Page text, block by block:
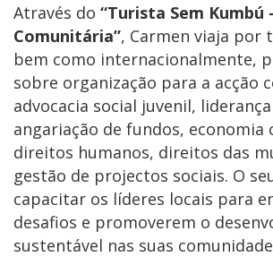
Através do “Turista Sem Kumbú
Comunitária”, Carmen viaja por
bem como internacionalmente,
sobre organização para a acção
advocacia social juvenil,
angariação de fundos, economia
direitos humanos, direitos das
gestão de projectos sociais. O
capacitar os líderes locais para
desafios e promoverem o
sustentável nas suas